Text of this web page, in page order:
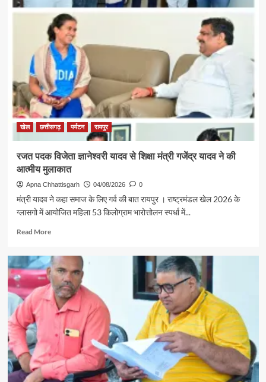
खेल छत्तीसगढ़ पर्यटन रायपुर
रजत पदक विजेता ज्ञानेश्वरी यादव से शिक्षा मंत्री गजेंद्र यादव ने की
आत्मीय मुलाकात
Apna Chhattisgarh 04/08/2026 0
मंत्री यादव ने कहा समाज के लिए गर्व की बात रायपुर । राष्ट्रमंडल खेल 2026 के
ग्लासगो में आयोजित महिला 53 किलोग्राम भारोत्तोलन स्पर्धा में...
Read MoreRead
रजत
पदक
विजेता
ज्ञानेश्वरी
यादव
शिक्षा
मंत्री
गजेंद्र
यादव
ने